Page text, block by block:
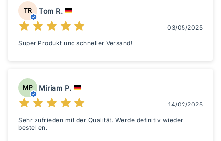
TR Tom R.
03/05/2025
Super Produkt und schneller Versand!
MP Miriam P.
14/02/2025
Sehr zufrieden mit der Qualität. Werde definitiv wieder
bestellen.